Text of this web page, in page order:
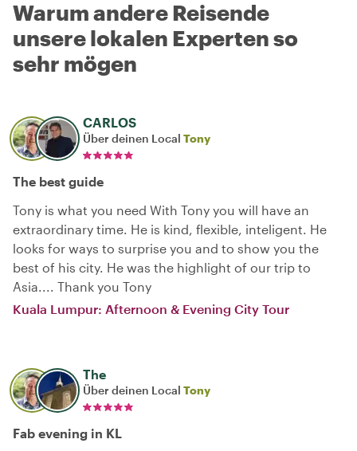
Warum andere Reisende
unsere lokalen Experten so
sehr mögen
CARLOS
Über deinen Local Tony
The best guide
Tony is what you need With Tony you will have an
extraordinary time. He is kind, flexible, inteligent. He
looks for ways to surprise you and to show you the
best of his city. He was the highlight of our trip to
Asia.... Thank you Tony
Kuala Lumpur: Afternoon & Evening City Tour
The
Über deinen Local Tony
Fab evening in KL